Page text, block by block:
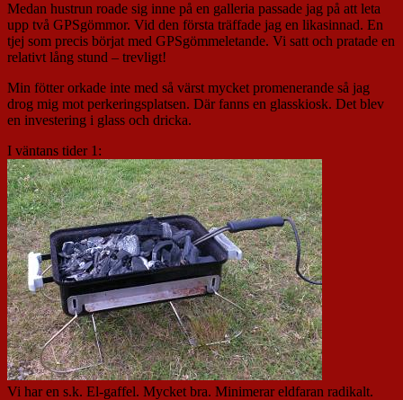
Medan hustrun roade sig inne på en galleria passade jag på att leta
upp två GPSgömmor. Vid den första träffade jag en likasinnad. En
tjej som precis börjat med GPSgömmeletande. Vi satt och pratade en
relativt lång stund – trevligt!
Min fötter orkade inte med så värst mycket promenerande så jag
drog mig mot perkeringsplatsen. Där fanns en glasskiosk. Det blev
en investering i glass och dricka.
I väntans tider 1:
Vi har en s.k. El-gaffel. Mycket bra. Minimerar eldfaran radikalt.